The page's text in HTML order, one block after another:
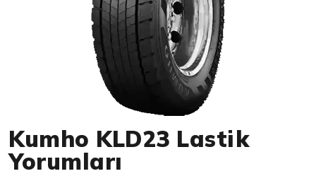
Kumho KLD23 Lastik
Yorumları